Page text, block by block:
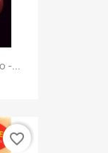
-...
favorite_border